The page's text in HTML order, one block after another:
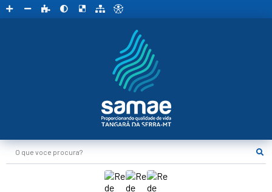
O que voce procura?